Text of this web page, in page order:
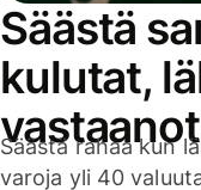
Säästä
kulutat,
Säästä rahaa kun
varoja yli 40